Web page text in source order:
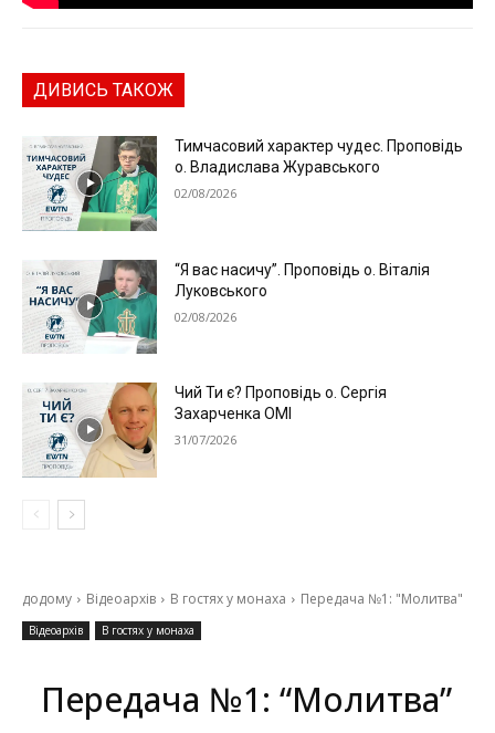
ДИВИСЬ ТАКОЖ
Тимчасовий характер чудес. Проповідь
о. Владислава Журавського
02/08/2026
“Я вас насичу”. Проповідь о. Віталія
Луковського
02/08/2026
Чий Ти є? Проповідь о. Сергія
Захарченка ОМІ
31/07/2026